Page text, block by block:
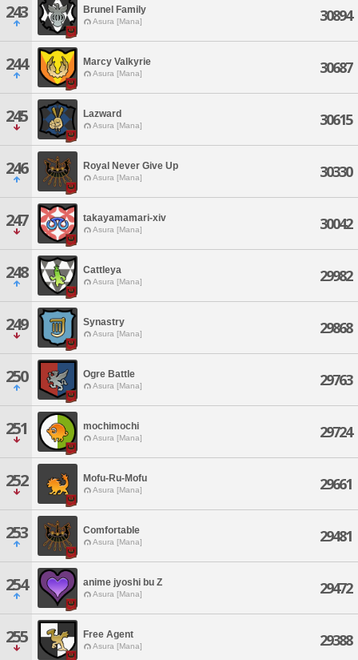
243 Brunel Family
Asura [Mana] 30894
244 Marcy Valkyrie
Asura [Mana] 30687
245 Lazward
Asura [Mana] 30615
246 Royal Never Give Up
Asura [Mana] 30330
247 takayamamari-xiv
Asura [Mana] 30042
248 Cattleya
Asura [Mana] 29982
249 Synastry
Asura [Mana] 29868
250 Ogre Battle
Asura [Mana] 29763
251 mochimochi
Asura [Mana] 29724
252 Mofu-Ru-Mofu
Asura [Mana] 29661
253 Comfortable
Asura [Mana] 29481
254 anime jyoshi bu Z
Asura [Mana] 29472
255 Free Agent
Asura [Mana] 29388